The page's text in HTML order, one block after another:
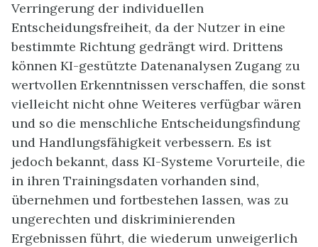
Verringerung der individuellen
Entscheidungsfreiheit, da der Nutzer in eine
bestimmte Richtung gedrängt wird. Drittens
können KI-gestützte Datenanalysen Zugang zu
wertvollen Erkenntnissen verschaffen, die sonst
vielleicht nicht ohne Weiteres verfügbar wären
und so die menschliche Entscheidungsfindung
und Handlungsfähigkeit verbessern. Es ist
jedoch bekannt, dass KI-Systeme Vorurteile, die
in ihren Trainingsdaten vorhanden sind,
übernehmen und fortbestehen lassen, was zu
ungerechten und diskriminierenden
Ergebnissen führt, die wiederum unweigerlich